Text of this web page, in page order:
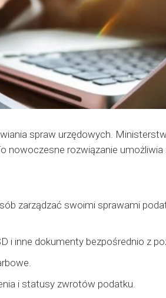
spraw urzędowych.
nowoczesne rozwiązanie umożliwia
zarządzać swoimi sprawami
i inne dokumenty bezpośrednio z
i statusy zwrotów podatku.